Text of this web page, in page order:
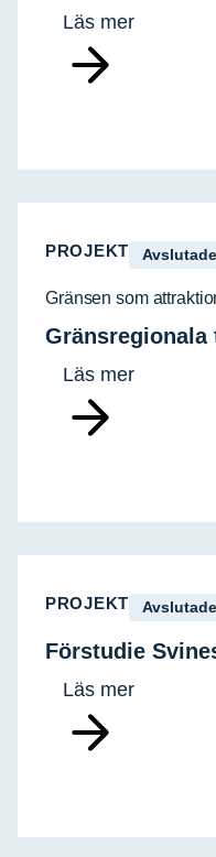
Läs mer
PROJEKT
Gränsen som
Läs mer
PROJEKT
Förstudie
Läs mer